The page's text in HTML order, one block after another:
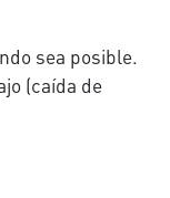
sea posible.
(caída de